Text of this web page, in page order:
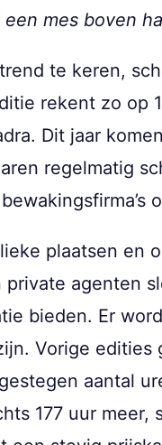
een mes boven
te keren,
rekent zo op
Dit jaar
regelmatig
plaatsen en
private agenten
bieden. Er
Vorige edities
aantal
177 uur